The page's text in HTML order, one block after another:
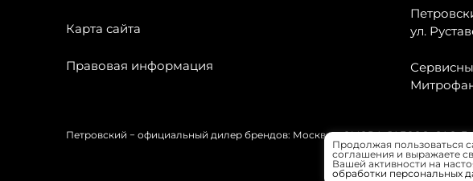
Карта сайта
Правовая информация
ул.
Петровский − официальный дилер брендов: Москвич, OMODA, JAECOO, GAC,
Продолжая пользоваться
соглашения и выражаете
Вашей активности на
обработки персональных